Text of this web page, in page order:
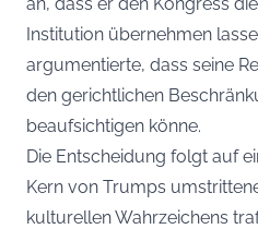
an, dass er den Kongress
Institution übernehmen
argumentierte, dass seine
den gerichtlichen
beaufsichtigen könne.
Die Entscheidung folgt auf
Kern von Trumps
kulturellen Wahrzeichens